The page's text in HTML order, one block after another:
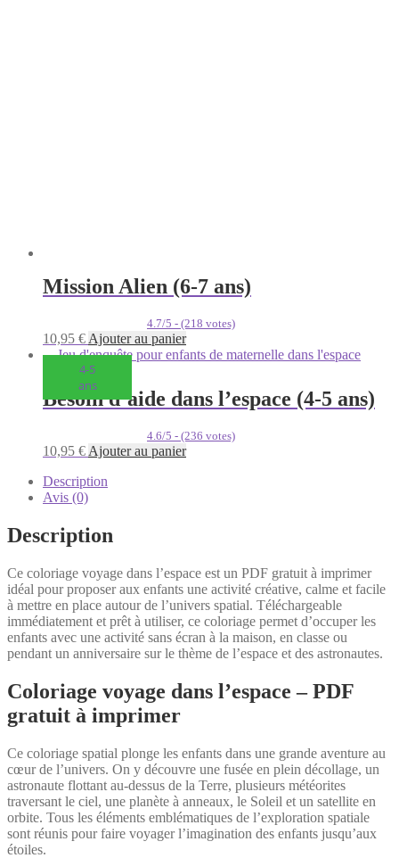
Mission Alien (6-7 ans)
4.7/5 - (218 votes)
10,95 € Ajouter au panier
4-5
ans
Besoin d’aide dans l’espace (4-5 ans)
4.6/5 - (236 votes)
10,95 € Ajouter au panier
Description
Avis (0)
Description
Ce coloriage voyage dans l’espace est un PDF gratuit à imprimer
idéal pour proposer aux enfants une activité créative, calme et facile
à mettre en place autour de l’univers spatial. Téléchargeable
immédiatement et prêt à utiliser, ce coloriage permet d’occuper les
enfants avec une activité sans écran à la maison, en classe ou
pendant un anniversaire sur le thème de l’espace et des astronautes.
Coloriage voyage dans l’espace – PDF
gratuit à imprimer
Ce coloriage spatial plonge les enfants dans une grande aventure au
cœur de l’univers. On y découvre une fusée en plein décollage, un
astronaute flottant au-dessus de la Terre, plusieurs météorites
traversant le ciel, une planète à anneaux, le Soleil et un satellite en
orbite. Tous les éléments emblématiques de l’exploration spatiale
sont réunis pour faire voyager l’imagination des enfants jusqu’aux
étoiles.